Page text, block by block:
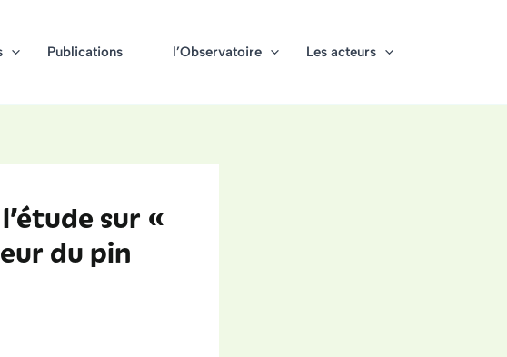
Publications l’Observatoire Les acteurs
sur «
du pin